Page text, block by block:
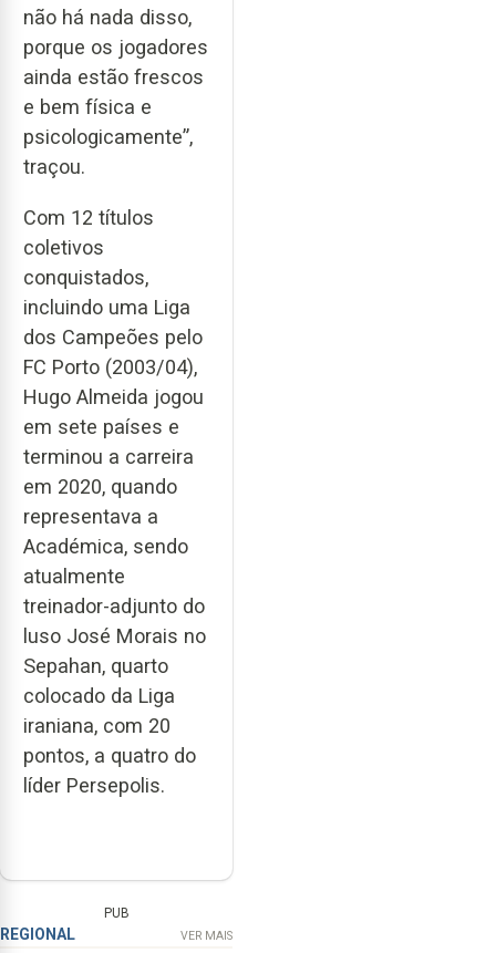
não há nada disso,
porque os jogadores
ainda estão frescos
e bem física e
psicologicamente”,
traçou.
Com 12 títulos
coletivos
conquistados,
incluindo uma Liga
dos Campeões pelo
FC Porto (2003/04),
Hugo Almeida jogou
em sete países e
terminou a carreira
em 2020, quando
representava a
Académica, sendo
atualmente
treinador-adjunto do
luso José Morais no
Sepahan, quarto
colocado da Liga
iraniana, com 20
pontos, a quatro do
líder Persepolis.
PUB
REGIONAL VER MAIS